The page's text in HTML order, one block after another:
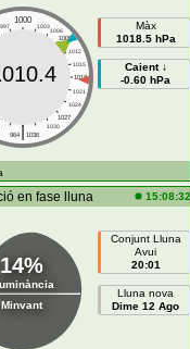
1000
997 1003
1006
1009
1012
1015
1018
1021
1024
1027
1030
|
964 1036
Màx
1018.5 hPa
Caient ↓
-0.60 hPa
en fase lluna 15:08:32
14%
Minvant
Conjunt Lluna
Avui
20:01
Lluna nova
Dime 12 Ago